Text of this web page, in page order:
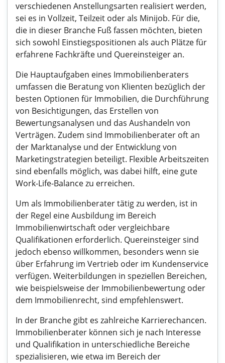
verschiedenen Anstellungsarten realisiert werden,
sei es in Vollzeit, Teilzeit oder als Minijob. Für die,
die in dieser Branche Fuß fassen möchten, bieten
sich sowohl Einstiegspositionen als auch Plätze für
erfahrene Fachkräfte und Quereinsteiger an.
Die Hauptaufgaben eines Immobilienberaters
umfassen die Beratung von Klienten bezüglich der
besten Optionen für Immobilien, die Durchführung
von Besichtigungen, das Erstellen von
Bewertungsanalysen und das Aushandeln von
Verträgen. Zudem sind Immobilienberater oft an
der Marktanalyse und der Entwicklung von
Marketingstrategien beteiligt. Flexible Arbeitszeiten
sind ebenfalls möglich, was dabei hilft, eine gute
Work-Life-Balance zu erreichen.
Um als Immobilienberater tätig zu werden, ist in
der Regel eine Ausbildung im Bereich
Immobilienwirtschaft oder vergleichbare
Qualifikationen erforderlich. Quereinsteiger sind
jedoch ebenso willkommen, besonders wenn sie
über Erfahrung im Vertrieb oder im Kundenservice
verfügen. Weiterbildungen in speziellen Bereichen,
wie beispielsweise der Immobilienbewertung oder
dem Immobilienrecht, sind empfehlenswert.
In der Branche gibt es zahlreiche Karrierechancen.
Immobilienberater können sich je nach Interesse
und Qualifikation in unterschiedliche Bereiche
spezialisieren, wie etwa im Bereich der